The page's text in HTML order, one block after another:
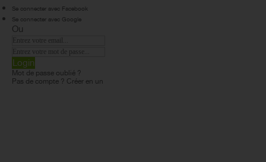
Se connecter avec Facebook
Se connecter avec Google
Ou
Login
Mot de passe oublié ?
Pas de compte ? Créer en un